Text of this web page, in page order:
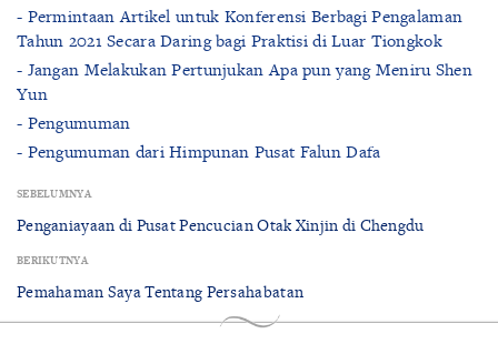
- Permintaan Artikel untuk Konferensi Berbagi Pengalaman
Tahun 2021 Secara Daring bagi Praktisi di Luar Tiongkok
- Jangan Melakukan Pertunjukan Apa pun yang Meniru Shen
Yun
- Pengumuman
- Pengumuman dari Himpunan Pusat Falun Dafa
SEBELUMNYA
Penganiayaan di Pusat Pencucian Otak Xinjin di Chengdu
BERIKUTNYA
Pemahaman Saya Tentang Persahabatan